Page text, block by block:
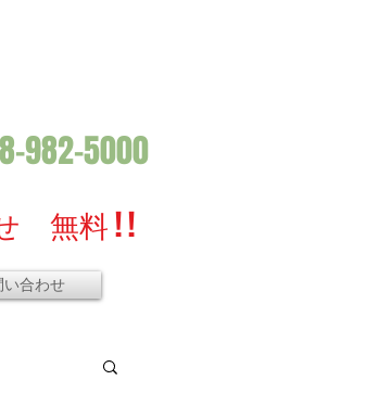
982-5000
無料 ! !
い合わせ